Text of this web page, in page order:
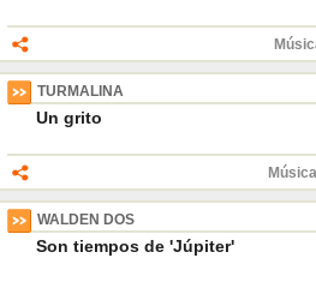
TURMALINA
Un grito
WALDEN DOS
Son tiempos de 'Júpiter'